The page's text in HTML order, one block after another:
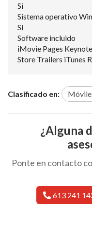
Si
Sistema operativo
Si
Software incluido
iMovie Pages
Store Trailers iTunes
Clasificado en:
¿Alguna
Ponte en contacto
613 241